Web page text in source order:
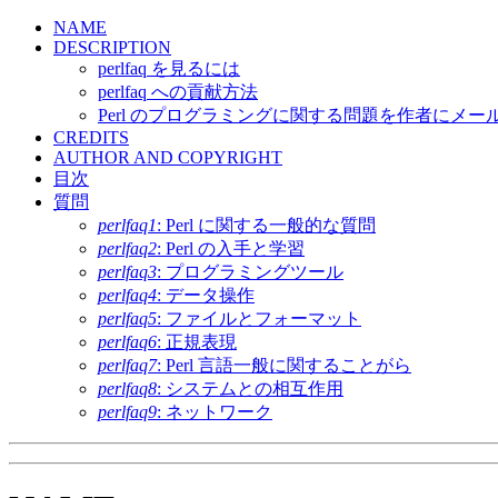
NAME
DESCRIPTION
perlfaq を見るには
perlfaq への貢献方法
Perl のプログラミングに関する問題を作者にメー
CREDITS
AUTHOR AND COPYRIGHT
目次
質問
perlfaq1: Perl に関する一般的な質問
perlfaq2: Perl の入手と学習
perlfaq3: プログラミングツール
perlfaq4: データ操作
perlfaq5: ファイルとフォーマット
perlfaq6: 正規表現
perlfaq7: Perl 言語一般に関することがら
perlfaq8: システムとの相互作用
perlfaq9: ネットワーク